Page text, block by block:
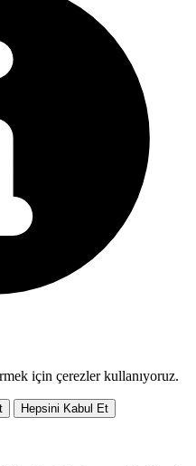
için çerezler kullanıyoruz.
Hepsini Kabul Et